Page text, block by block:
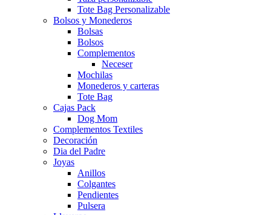
Tote Bag Personalizable
Bolsos y Monederos
Bolsas
Bolsos
Complementos
Neceser
Mochilas
Monederos y carteras
Tote Bag
Cajas Pack
Dog Mom
Complementos Textiles
Decoración
Dia del Padre
Joyas
Anillos
Colgantes
Pendientes
Pulsera